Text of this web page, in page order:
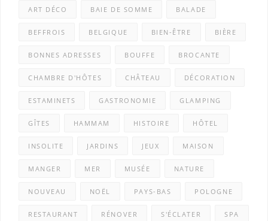
ART DÉCO BAIE DE SOMME BALADE
BEFFROIS BELGIQUE BIEN-ÊTRE BIÈRE
BONNES ADRESSES BOUFFE BROCANTE
CHAMBRE D'HÔTES CHÂTEAU DÉCORATION
ESTAMINETS GASTRONOMIE GLAMPING
GÎTES HAMMAM HISTOIRE HÔTEL
INSOLITE JARDINS JEUX MAISON
MANGER MER MUSÉE NATURE
NOUVEAU NOËL PAYS-BAS POLOGNE
RESTAURANT RÉNOVER S'ÉCLATER SPA